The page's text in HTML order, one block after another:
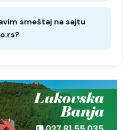
smeštaj na sajtu